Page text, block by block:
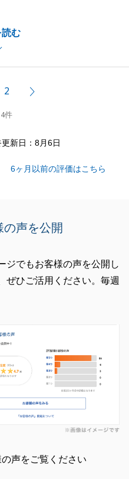
む
、誠にありがとうござい
楽しみです。
2
件
新日：8月6日
6ヶ月以前の評価はこちら
声を公開
ジでもお客様の声を公開し
ぜひご活用ください。毎週
声をご覧ください